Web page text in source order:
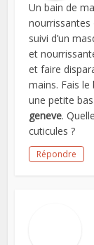
Un bain de
nourrissantes
suivi d’un
et
et faire
mains. Fais
une petite
geneve.
cuticules ?
Répondre